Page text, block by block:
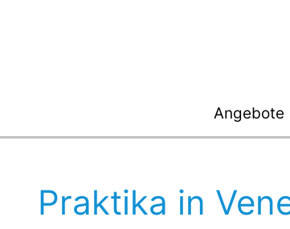
Angebote
Praktika in